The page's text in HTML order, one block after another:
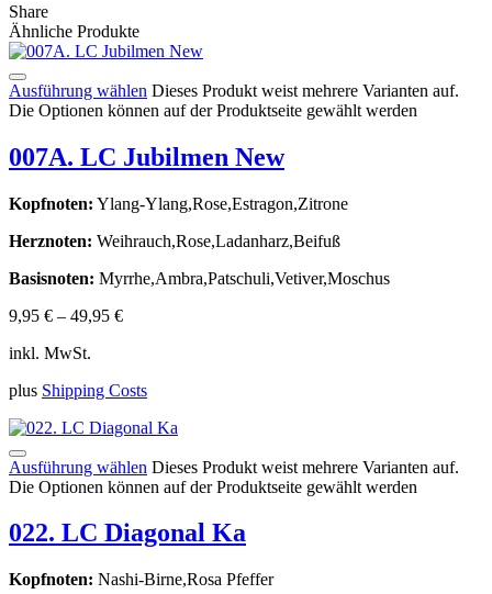
Share
Ähnliche Produkte
Ausführung wählen Dieses Produkt weist mehrere Varianten auf.
Die Optionen können auf der Produktseite gewählt werden
007A. LC Jubilmen New
Kopfnoten: Ylang-Ylang,Rose,Estragon,Zitrone
Herznoten: Weihrauch,Rose,Ladanharz,Beifuß
Basisnoten: Myrrhe,Ambra,Patschuli,Vetiver,Moschus
9,95 € – 49,95 €
inkl. MwSt.
plus Shipping Costs
Ausführung wählen Dieses Produkt weist mehrere Varianten auf.
Die Optionen können auf der Produktseite gewählt werden
022. LC Diagonal Ka
Kopfnoten: Nashi-Birne,Rosa Pfeffer